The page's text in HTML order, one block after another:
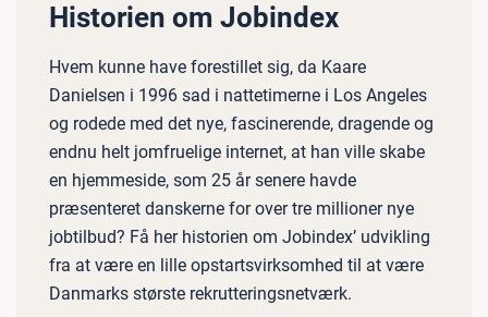
Historien om Jobindex
Hvem kunne have forestillet sig, da Kaare
Danielsen i 1996 sad i nattetimerne i Los Angeles
og rodede med det nye, fascinerende, dragende og
endnu helt jomfruelige internet, at han ville skabe
en hjemmeside, som 25 år senere havde
præsenteret danskerne for over tre millioner nye
jobtilbud? Få her historien om Jobindex’ udvikling
fra at være en lille opstartsvirksomhed til at være
Danmarks største rekrutteringsnetværk.